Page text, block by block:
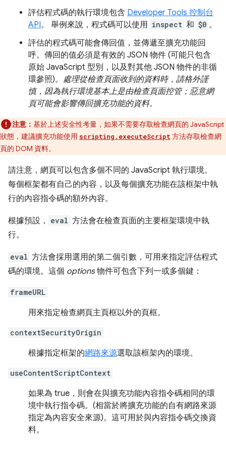
評估程式碼的執行環境包含 Developer Tools 控制台
API。 舉例來說，程式碼可以使用 inspect 和 $0 。
評估的程式碼可能會傳回值，並傳遞至擴充功能回
呼。傳回的值必須是有效的 JSON 物件 (可能只包含
原始 JavaScript 型別，以及對其他 JSON 物件的非循
環參照)。 處理從檢查頁面收到的資料時，請格外謹
慎，因為執行環境基本上是由檢查頁面控管；惡意網
頁可能會影響傳回擴充功能的資料。
注意： 基於上述安全性考量，如果不需要存取檢查網頁的 JavaScript
狀態，建議擴充功能使用 scripting.executeScript 方法存取檢查網
頁的 DOM 資料。
請注意，網頁可以包含多個不同的 JavaScript 執行環境。
每個框架都有自己的內容，以及每個擴充功能在該框架中執
行的內容指令碼的額外內容。
根據預設， eval 方法會在檢查頁面的主要框架環境中執
行。
eval 方法會採用選用的第二個引數，可用來指定評估程式
碼的環境。這個 options物件可包含下列一或多個鍵：
frameURL
用來指定檢查網頁主頁框以外的頁框。
contextSecurityOrigin
根據指定框架的網路來源選取該框架內的環境。
useContentScriptContext
如果為 true，則會在與擴充功能內容指令碼相同的環
境中執行指令碼。(相當於將擴充功能的自有網路來源
指定為內容安全來源)。這可用於與內容指令碼交換資
料。